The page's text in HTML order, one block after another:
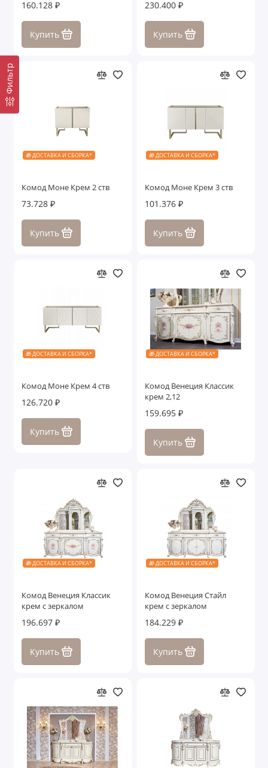
Фильтр
160.128 ₽
Купить
230.400 ₽
Купить
🎁 ДОСТАВКА И СБОРКА*
Комод Моне Крем 2 ств
73.728 ₽
Купить
🎁 ДОСТАВКА И СБОРКА*
Комод Моне Крем 3 ств
101.376 ₽
Купить
🎁 ДОСТАВКА И СБОРКА*
Комод Моне Крем 4 ств
126.720 ₽
Купить
🎁 ДОСТАВКА И СБОРКА*
Комод Венеция Классик
крем 2,12
159.695 ₽
Купить
🎁 ДОСТАВКА И СБОРКА*
Комод Венеция Классик
крем с зеркалом
196.697 ₽
Купить
🎁 ДОСТАВКА И СБОРКА*
Комод Венеция Стайл
крем с зеркалом
184.229 ₽
Купить